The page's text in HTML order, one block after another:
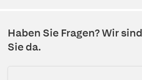
Haben Sie Fragen? Wir
Sie da.